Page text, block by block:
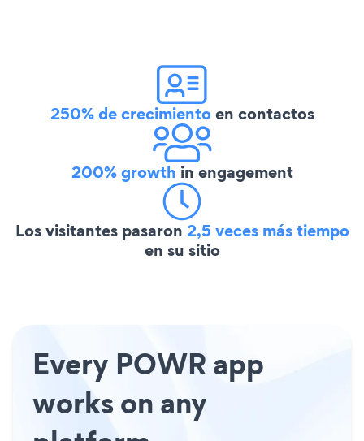
250% de crecimientoen contactos
200% growth in engagement
Los visitantes pasaron 2,5 veces más tiempo
en su sitio
Every POWR app
works on any